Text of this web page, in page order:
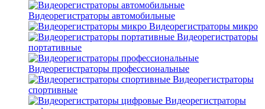
Видеорегистраторы автомобильные
Видеорегистраторы микро
Видеорегистраторы
портативные
Видеорегистраторы профессиональные
Видеорегистраторы
спортивные
Видеорегистраторы